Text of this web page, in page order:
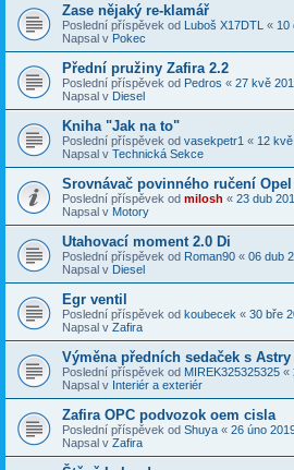
Zase nějaký re-klamář
Poslední příspěvek od Luboš X17DTL « 10
Napsal v Pokec
Přední pružiny Zafira 2.2
Poslední příspěvek od Pedros « 27 kvě
Napsal v Diesel
Kniha "Jak na to"
Poslední příspěvek od vasekpetr1 « 12
Napsal v Technická Sekce
Srovnávač povinného ručení Opel
Poslední příspěvek od milosh « 23 dub
Napsal v Motory
Utahovací moment 2.0 Di
Poslední příspěvek od Roman90 « 06 dub
Napsal v Diesel
Egr ventil
Poslední příspěvek od koubecek « 30 bře
Napsal v Zafira
Výměna předních sedaček s
Poslední příspěvek od MIREK325325325 «
Napsal v Interiér a exteriér
Zafira OPC podvozok oem cisla
Poslední příspěvek od Shuya « 26 úno
Napsal v Zafira